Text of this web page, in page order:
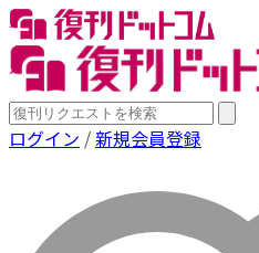
ログイン /新規会員登録